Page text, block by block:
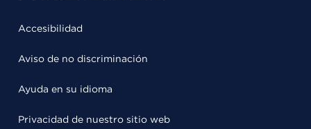
Accesibilidad
Aviso de no discriminación
Ayuda en su idioma
Privacidad de nuestro sitio web